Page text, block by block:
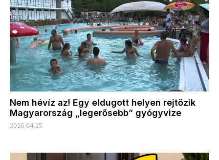
Nem hévíz az! Egy eldugott helyen rejtőzik
Magyarország „legerősebb” gyógyvize
2026.04.25.